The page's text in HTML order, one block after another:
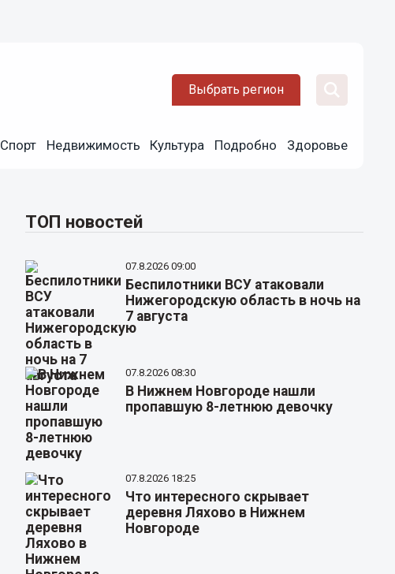
Выбрать регион
Спорт Недвижимость Культура Подробно Здоровье
ТОП новостей
07.8.2026 09:00
Беспилотники ВСУ атаковали
Нижегородскую область в ночь на
7 августа
07.8.2026 08:30
В Нижнем Новгороде нашли
пропавшую 8-летнюю девочку
07.8.2026 18:25
Что интересного скрывает
деревня Ляхово в Нижнем
Новгороде